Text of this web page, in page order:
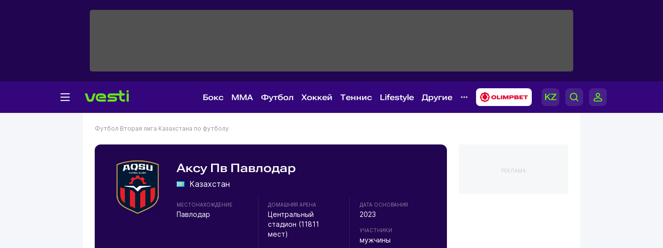
Бокс MMA Футбол Хоккей Теннис Lifestyle Другие
Футбол Вторая лига Казахстана по футболу
Аксу Пв Павлодар
Казахстан
МЕСТОНАХОЖДЕНИЕ
Павлодар
ДОМАШНЯЯ АРЕНА
Центральный
стадион (11811
мест)
ДАТА ОСНОВАНИЯ
2023
УЧАСТНИКИ
мужчины
РЕКЛАМА